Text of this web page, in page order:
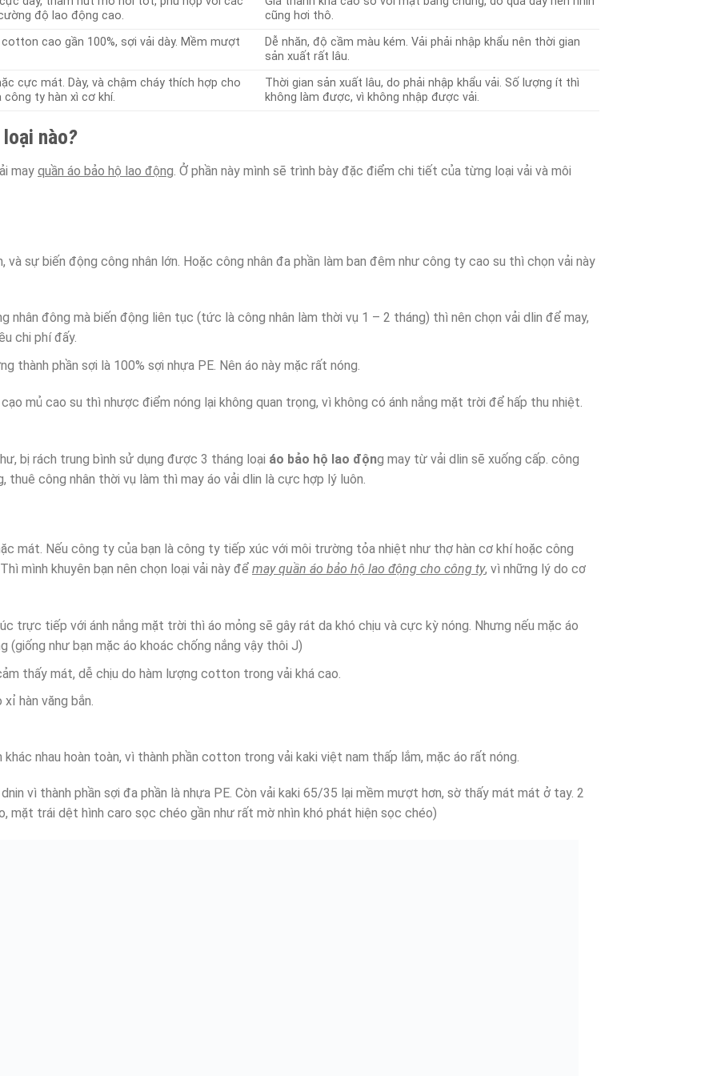
độ lao động cao.
cũng hơi thô.
cao gần 100%, sợi vải dày. Mềm mượt
Dễ nhăn, độ cầm màu kém. Vải phải nhập khẩu nên thời gian
sản xuất rất lâu.
cực mát. Dày, và chậm cháy thích hợp cho
công ty hàn xì cơ khí.
Thời gian sản xuất lâu, do phải nhập khẩu vải. Số lượng ít thì
không làm được, vì không nhập được vải.
nào?
may quần áo bảo hộ lao động . Ở phần này mình sẽ trình bày đặc điểm chi tiết của từng loại vải và môi
sự biến động công nhân lớn. Hoặc công nhân đa phần làm ban đêm như công ty cao su thì chọn vải này
nhân đông mà biến động liên tục (tức là công nhân làm thời vụ 1 – 2 tháng) thì nên chọn vải dlin để may,
chi phí đấy.
thành phần sợi là 100% sợi nhựa PE. Nên áo này mặc rất nóng.
mủ cao su thì nhược điểm nóng lại không quan trọng, vì không có ánh nắng mặt trời để hấp thu nhiệt.
bị rách trung bình sử dụng được 3 tháng loại áo bảo hộ lao động may từ vải dlin sẽ xuống cấp. công
công nhân thời vụ làm thì may áo vải dlin là cực hợp lý luôn.
mát. Nếu công ty của bạn là công ty tiếp xúc với môi trường tỏa nhiệt như thợ hàn cơ khí hoặc công
mình khuyên bạn nên chọn loại vải này để may quần áo bảo hộ lao động cho công ty, vì những lý do cơ
trực tiếp với ánh nắng mặt trời thì áo mỏng sẽ gây rát da khó chịu và cực kỳ nóng. Nhưng nếu mặc áo
(giống như bạn mặc áo khoác chống nắng vậy thôi J)
thấy mát, dễ chịu do hàm lượng cotton trong vải khá cao.
hàn văng bắn.
nhau hoàn toàn, vì thành phần cotton trong vải kaki việt nam thấp lắm, mặc áo rất nóng.
vì thành phần sợi đa phần là nhựa PE. Còn vải kaki 65/35 lại mềm mượt hơn, sờ thấy mát mát ở tay. 2
mặt trái dệt hình caro sọc chéo gần như rất mờ nhìn khó phát hiện sọc chéo)